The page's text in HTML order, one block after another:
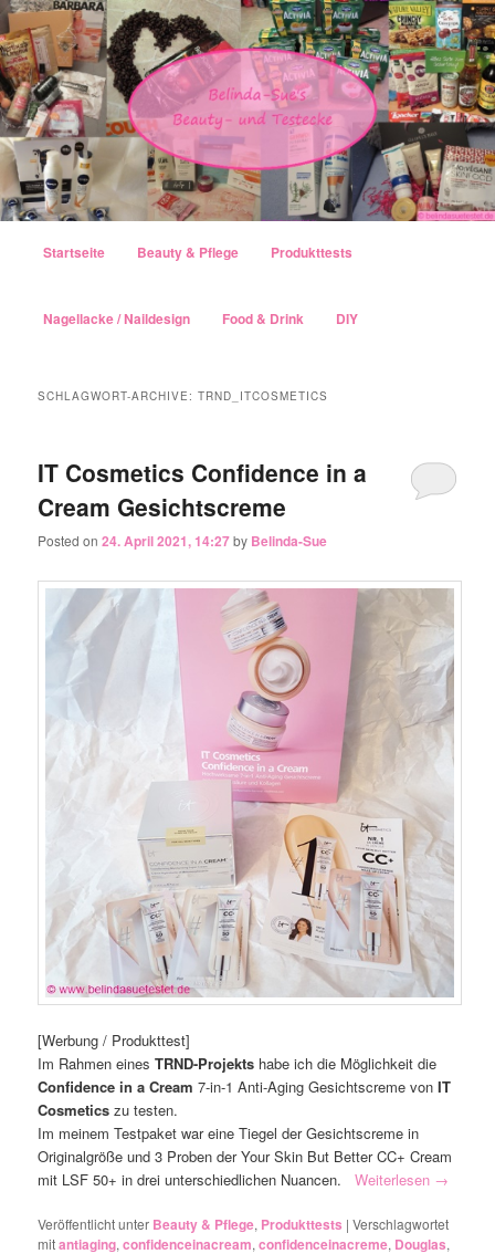
Zum Inhalt wechseln
Zum sekundären Inhalt wechseln
Startseite Beauty & Pflege Produkttests
Nagellacke / Naildesign Food & Drink DIY
SCHLAGWORT-ARCHIVE:TRND_ITCOSMETICS
IT Cosmetics Confidence in a
Cream Gesichtscreme
Posted on24. April 2021, 14:27by Belinda-Sue
[Werbung / Produkttest]
Im Rahmen einesTRND-Projekts habe ich die Möglichkeit die
Confidence in a Cream 7-in-1 Anti-Aging Gesichtscreme vonIT
Cosmetics zu testen.
Im meinem Testpaket war eine Tiegel der Gesichtscreme in
Originalgröße und 3 Proben der Your Skin But Better CC+ Cream
mit LSF 50+ in drei unterschiedlichen Nuancen.Weiterlesen →
Veröffentlicht unter Beauty & Pflege, Produkttests |Verschlagwortet
mitantiaging,confidenceinacream,confidenceinacreme, Douglas,